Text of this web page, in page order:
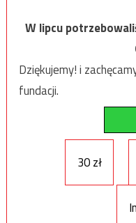
W lipcu
Dziękujemy! i
fundacji.
30 zł